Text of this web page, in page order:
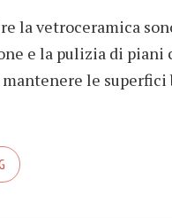
la vetroceramica
e la pulizia di piani
le